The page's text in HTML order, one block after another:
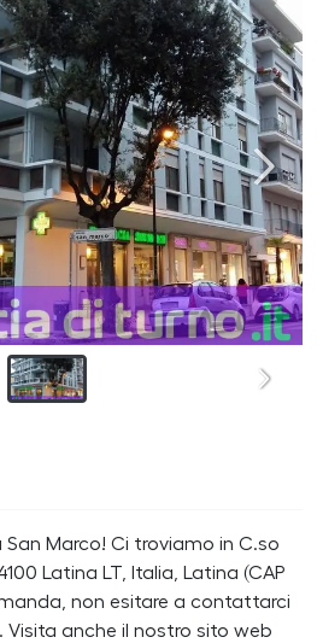
San Marco! Ci troviamo in C.so
Latina LT, Italia, Latina (CAP
non esitare a contattarci
Visita anche il nostro sito web